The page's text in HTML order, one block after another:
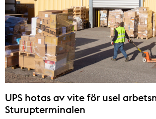
UPS hotas av vite för usel
Sturupterminalen